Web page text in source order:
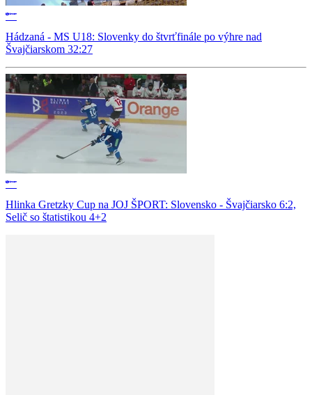
Hádzaná - MS U18: Slovenky do štvrťfinále po výhre nad
Švajčiarskom 32:27
Hlinka Gretzky Cup na JOJ ŠPORT: Slovensko - Švajčiarsko 6:2,
Selič so štatistikou 4+2